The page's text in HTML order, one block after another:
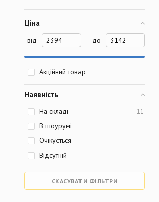
Ціна
від до
Акційний товар
Наявність
На складі 11
В шоурумі
Очікується
Відсутній
СКАСУВАТИ ФІЛЬТРИ